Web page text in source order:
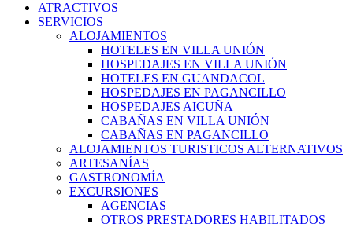
ATRACTIVOS
SERVICIOS
ALOJAMIENTOS
HOTELES EN VILLA UNIÓN
HOSPEDAJES EN VILLA UNIÓN
HOTELES EN GUANDACOL
HOSPEDAJES EN PAGANCILLO
HOSPEDAJES AICUÑA
CABAÑAS EN VILLA UNIÓN
CABAÑAS EN PAGANCILLO
ALOJAMIENTOS TURISTICOS ALTERNATIVOS
ARTESANÍAS
GASTRONOMÍA
EXCURSIONES
AGENCIAS
OTROS PRESTADORES HABILITADOS